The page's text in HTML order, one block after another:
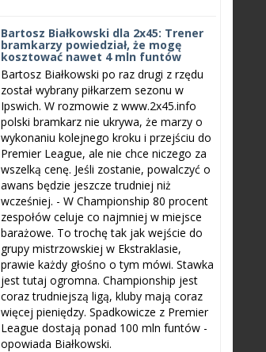
Bartosz Białkowski dla 2x45: Trener
bramkarzy powiedział, że mogę
kosztować nawet 4 mln funtów
Bartosz Białkowski po raz drugi z rzędu
został wybrany piłkarzem sezonu w
Ipswich. W rozmowie z www.2x45.info
polski bramkarz nie ukrywa, że marzy o
wykonaniu kolejnego kroku i przejściu do
Premier League, ale nie chce niczego za
wszelką cenę. Jeśli zostanie, powalczyć o
awans będzie jeszcze trudniej niż
wcześniej. - W Championship 80 procent
zespołów celuje co najmniej w miejsce
barażowe. To trochę tak jak wejście do
grupy mistrzowskiej w Ekstraklasie,
prawie każdy głośno o tym mówi. Stawka
jest tutaj ogromna. Championship jest
coraz trudniejszą ligą, kluby mają coraz
więcej pieniędzy. Spadkowicze z Premier
League dostają ponad 100 mln funtów -
opowiada Białkowski.